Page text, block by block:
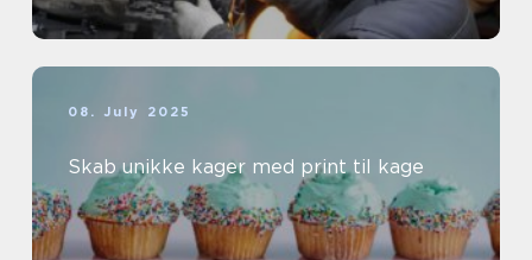
08. July 2025
Skab unikke kager med print til kage